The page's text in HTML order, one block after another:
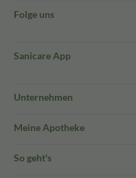
Folge uns
Sanicare App
Unternehmen
Meine Apotheke
So geht's